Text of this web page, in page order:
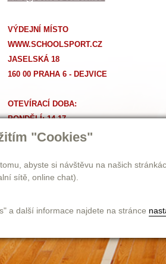
"Cookies"
abyste si návštěvu na našich
sítě, online chat).
a další informace najdete na stránce
VÝDEJNÍ MÍSTO
WWW.SCHOOLSPORT.CZ
JASELSKÁ 18
160 00 PRAHA 6 - DEJVICE
OTEVÍRACÍ DOBA:
PONDĚLÍ: 14-17
ÚTERÝ AŽ PÁTEK: 11-17
jak